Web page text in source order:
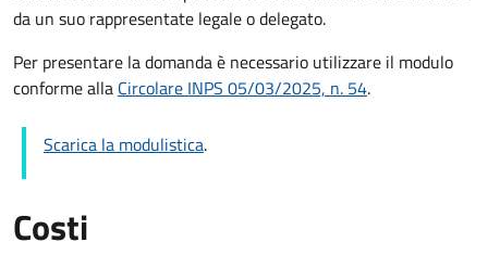
da un suo rappresentate legale o delegato.
Per presentare la domanda è necessario utilizzare il modulo
conforme alla Circolare INPS 05/03/2025, n. 54.
Scarica la modulistica.
Costi